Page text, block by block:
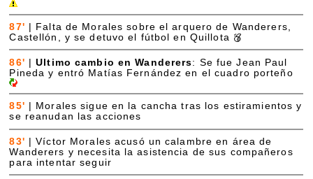
87'
Falta de Morales sobre el arquero de Wanderers,
Castellón, y se detuvo el fútbol en Quillota
86' |Ultimo cambio en Wanderers: Se fue Jean Paul
Pineda y entró Matías Fernández en el cuadro porteño
85'
Morales sigue en la cancha tras los estiramientos y
se reanudan las acciones
83' |Víctor Morales acusó un calambre en área de
Wanderers y necesita la asistencia de sus compañeros
para intentar seguir